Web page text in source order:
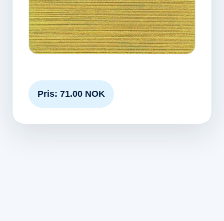
Pris: 71.00 NOK